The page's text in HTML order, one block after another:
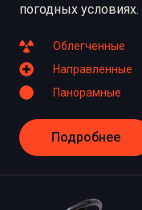
погодных условиях.
Облегченные
Направленные
Панорамные
Подробнее